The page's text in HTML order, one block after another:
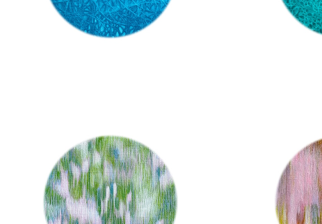
花里 / 川田 祐子 Kawada Yuko
¥45,000
透花霞（とう